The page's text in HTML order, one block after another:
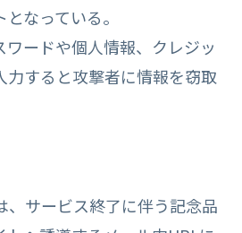
なっている。
ワードや個人情報、クレジッ
力すると攻撃者に情報を窃取
、サービス終了に伴う記念品